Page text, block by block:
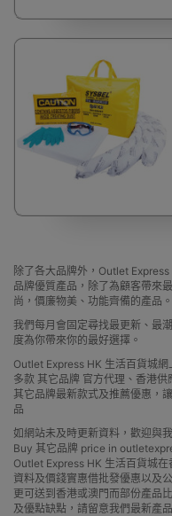
除了各大品牌外，Outlet
品牌優質產品，除了為顧客帶來
尚，價廉物美、功能齊備的產品。
我們每月會固定尋找最更新、最
度為你帶來你的最好選擇。
Outlet Express HK 生活百貨城
多款 其它品牌 官方代理、香港
其它品牌最新款式及推薦優惠，
品
如網站未及時更新資料，歡迎與
Buy 其它品牌 price in
Outlet Express HK 生活百貨城
資料及價錢實惠借批發優惠以及
更可送到香港或澳門而部份產品
及優點缺點，請留意我們最新產